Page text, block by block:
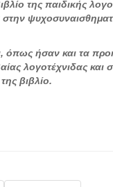
της παιδικής
στην
όπως ήσαν και τα
λογοτέχνιδας και
βιβλίο.